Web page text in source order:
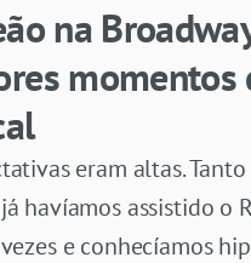
na
momentos
eram altas.
havíamos assistido o
e conhecíamos